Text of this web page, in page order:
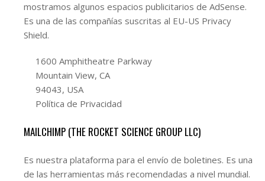
mostramos algunos espacios publicitarios de AdSense.
Es una de las compañías suscritas al EU-US Privacy
Shield.
1600 Amphitheatre Parkway
Mountain View, CA
94043, USA
Política de Privacidad
MAILCHIMP (THE ROCKET SCIENCE GROUP LLC)
Es nuestra plataforma para el envío de boletines. Es una
de las herramientas más recomendadas a nivel mundial.